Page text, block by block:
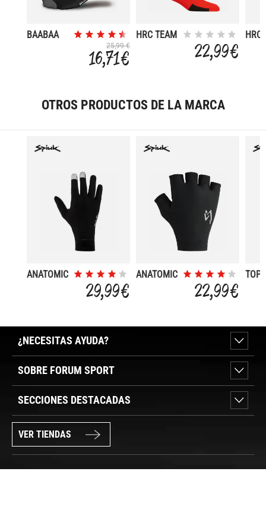
BAABAA
25,99 €
16,71 €
HRC TEAM
22,99 €
HRC
OTROS PRODUCTOS DE LA MARCA
ANATOMIC
29,99 €
ANATOMIC
22,99 €
TOP
¿NECESITAS AYUDA?
SOBRE FORUM SPORT
SECCIONES DESTACADAS
VER TIENDAS